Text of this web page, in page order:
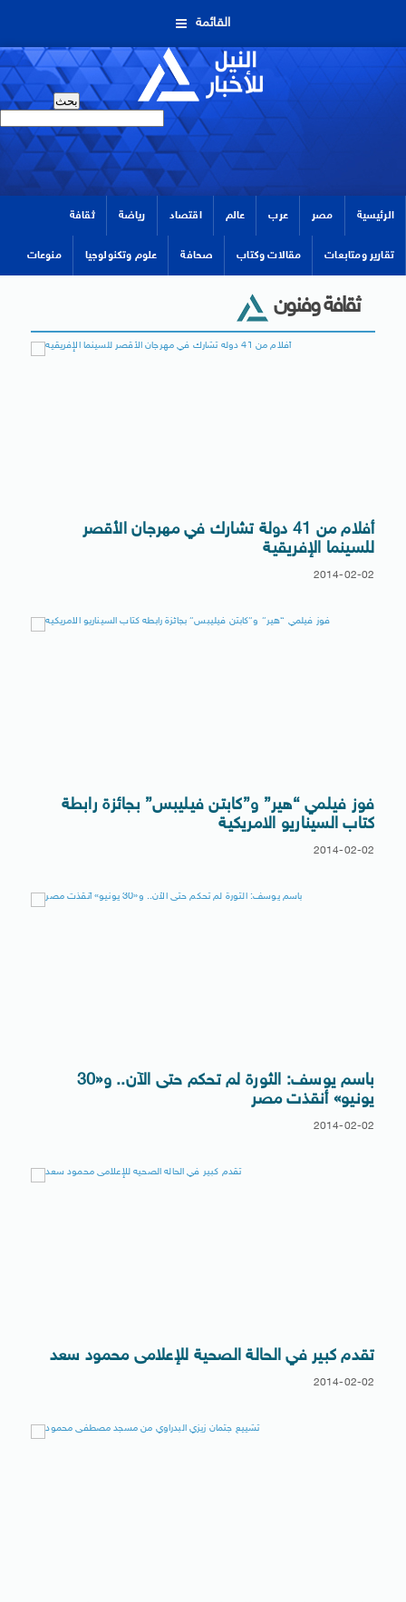
القائمة
الرئيسية مصر عرب عالم اقتصاد رياضة ثقافة
تقارير ومتابعات مقالات وكتاب صحافة علوم وتكنولوجيا منوعات
ثقافة وفنون
أفلام من 41 دولة تشارك في مهرجان الأقصر
للسينما الإفريقية
2014-02-02
فوز فيلمي “هير” و”كابتن فيليبس” بجائزة رابطة
كتاب السيناريو الامريكية
2014-02-02
باسم يوسف: الثورة لم تحكم حتى الآن.. و«30
يونيو» أنقذت مصر
2014-02-02
تقدم كبير في الحالة الصحية للإعلامى محمود سعد
2014-02-02